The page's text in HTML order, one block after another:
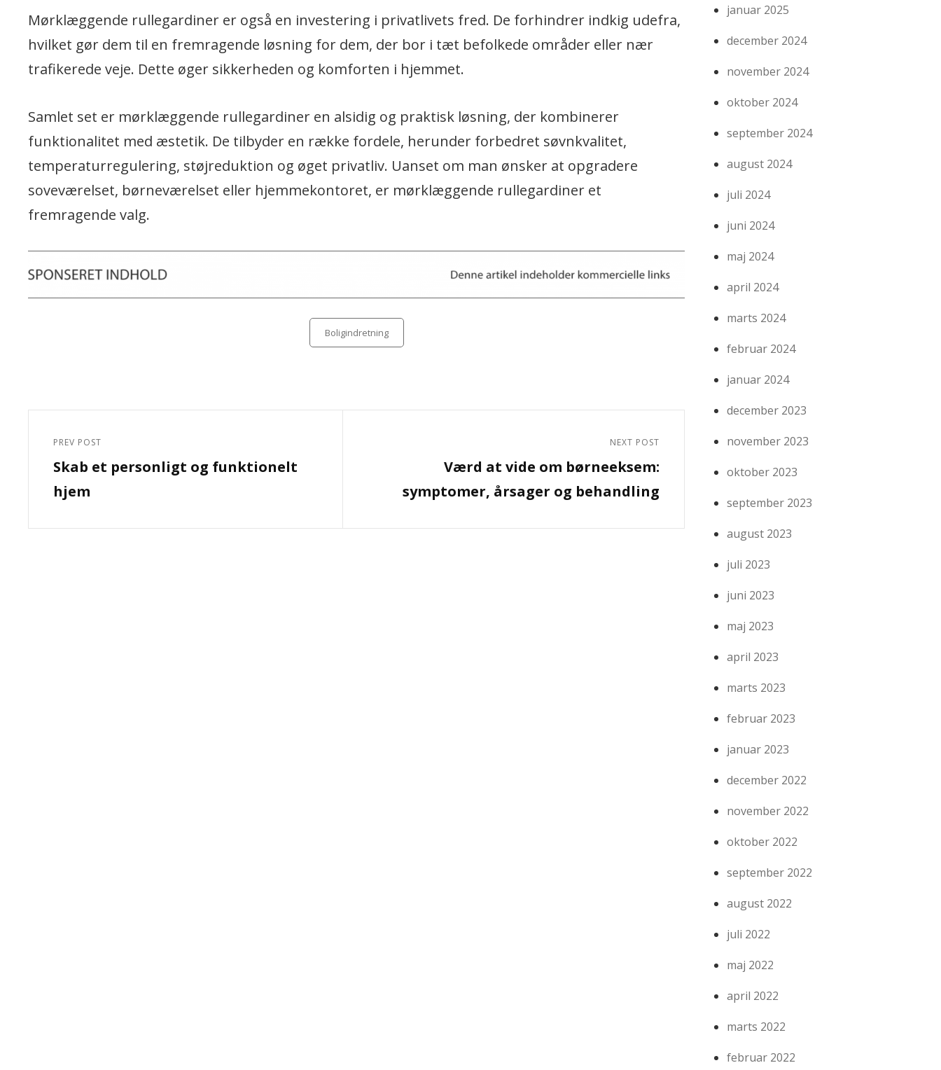
Mørklæggende rullegardiner er også en investering i privatlivets fred. De forhindrer indkig udefra,
hvilket gør dem til en fremragende løsning for dem, der bor i tæt befolkede områder eller nær
trafikerede veje. Dette øger sikkerheden og komforten i hjemmet.
Samlet set er mørklæggende rullegardiner en alsidig og praktisk løsning, der kombinerer
funktionalitet med æstetik. De tilbyder en række fordele, herunder forbedret søvnkvalitet,
temperaturregulering, støjreduktion og øget privatliv. Uanset om man ønsker at opgradere
soveværelset, børneværelset eller hjemmekontoret, er mørklæggende rullegardiner et
fremragende valg.
Categories
Boligindretning
Previous
Post
PREV POST
Skab et personligt og funktionelt
hjem
NEXT POST
Værd at vide om børneeksem:
symptomer, årsager og behandling
januar 2025
december 2024
november 2024
oktober 2024
september 2024
august 2024
juli 2024
juni 2024
maj 2024
april 2024
marts 2024
februar 2024
januar 2024
december 2023
november 2023
oktober 2023
september 2023
august 2023
juli 2023
juni 2023
maj 2023
april 2023
marts 2023
februar 2023
januar 2023
december 2022
november 2022
oktober 2022
september 2022
august 2022
juli 2022
maj 2022
april 2022
marts 2022
februar 2022